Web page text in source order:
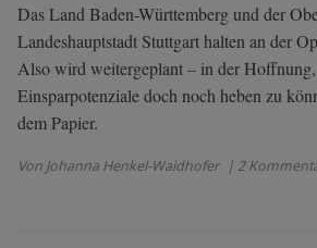
Das Land Baden-Württemberg und der
Landeshauptstadt Stuttgart halten an der
Also wird weitergeplant – in der
Einsparpotenziale doch noch heben zu
dem Papier.
Von Johanna Henkel-Waidhofer | 2